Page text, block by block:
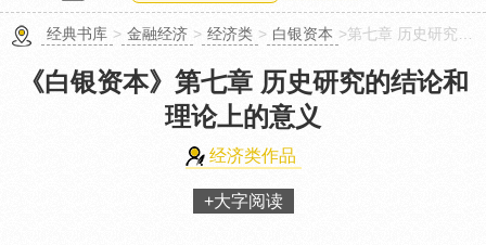
经典书库 > 金融经济 > 经济类 > 白银资本 >第七章 历史研究的结论和理论上的意义
《白银资本》 第七章 历史研究的结论和
理论上的意义
经济类作品
+大字阅读